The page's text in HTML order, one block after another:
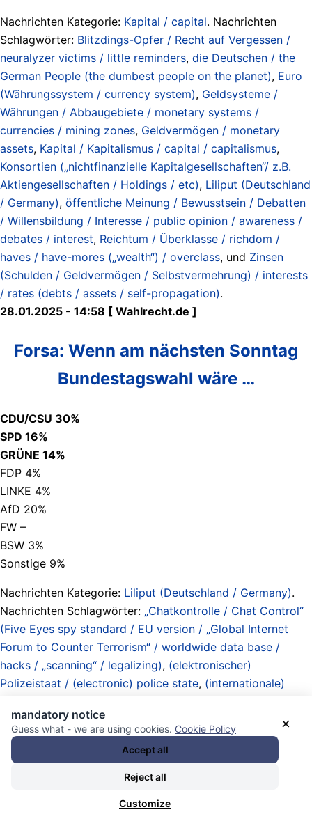
Nachrichten Kategorie: Kapital / capital. Nachrichten
Schlagwörter: Blitzdings-Opfer / Recht auf Vergessen /
neuralyzer victims / little reminders, die Deutschen / the
German People (the dumbest people on the planet), Euro
(Währungssystem / currency system), Geldsysteme /
Währungen / Abbaugebiete / monetary systems /
currencies / mining zones, Geldvermögen / monetary
assets, Kapital / Kapitalismus / capital / capitalismus,
Konsortien („nichtfinanzielle Kapitalgesellschaften“/ z.B.
Aktiengesellschaften / Holdings / etc), Liliput (Deutschland
/ Germany), öffentliche Meinung / Bewusstsein / Debatten
/ Willensbildung / Interesse / public opinion / awareness /
debates / interest, Reichtum / Überklasse / richdom /
haves / have-mores („wealth“) / overclass, und Zinsen
(Schulden / Geldvermögen / Selbstvermehrung) / interests
/ rates (debts / assets / self-propagation).
28.01.2025 - 14:58 [ Wahlrecht.de ]
Forsa: Wenn am nächsten Sonntag
Bundestagswahl wäre …
CDU/CSU 30%
SPD 16%
GRÜNE 14%
FDP 4%
LINKE 4%
AfD 20%
FW –
BSW 3%
Sonstige 9%
Nachrichten Kategorie: Liliput (Deutschland / Germany).
Nachrichten Schlagwörter: „Chatkontrolle / Chat Control“
(Five Eyes spy standard / EU version / „Global Internet
Forum to Counter Terrorism“ / worldwide data base /
hacks / „scanning“ / legalizing), (elektronischer)
Polizeistaat / (electronic) police state, (internationale)
(international) war machine / beggars / lobby / industries /
complex,Bündnis 90/Die Grünen (political party /
Germany)
Christlich Demokratische Union (CDU)
Christlich-Soziale Union (CSU),
virtuelle Wahlkämpfe / Parteitage / etc.
×
mandatory notice
Guess what - we are using cookies. Cookie Policy
Accept all
Reject all
Customize